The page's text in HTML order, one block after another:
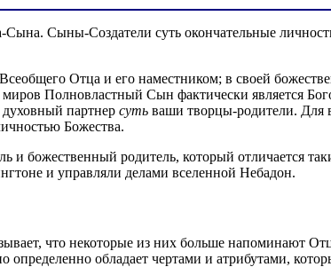
Сыны-Создатели суть окончательные
Отца и его наместником; в своей
Полновластный Сын фактически является
партнер суть ваши творцы-родители. Для
Божества.
и божественный родитель, который
и управляли делами вселенной Небадон.
что некоторые из них больше напоминают
обладает чертами и атрибутами,